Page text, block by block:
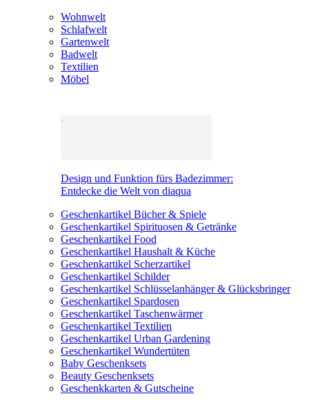
Wohnwelt
Schlafwelt
Gartenwelt
Badwelt
Textilien
Möbel
Design und Funktion fürs Badezimmer:
Entdecke die Welt von diaqua
Geschenkartikel Bücher & Spiele
Geschenkartikel Spirituosen & Getränke
Geschenkartikel Food
Geschenkartikel Haushalt & Küche
Geschenkartikel Scherzartikel
Geschenkartikel Schilder
Geschenkartikel Schlüsselanhänger & Glücksbringer
Geschenkartikel Spardosen
Geschenkartikel Taschenwärmer
Geschenkartikel Textilien
Geschenkartikel Urban Gardening
Geschenkartikel Wundertüten
Baby Geschenksets
Beauty Geschenksets
Geschenkkarten & Gutscheine